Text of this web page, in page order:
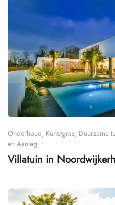
Onderhoud, Kunstgras, Duurzame
en Aanleg
Villatuin in